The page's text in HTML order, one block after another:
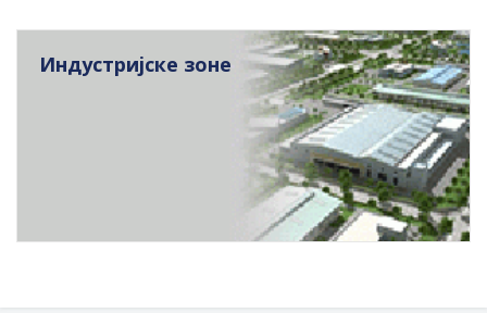
Индустријске зоне